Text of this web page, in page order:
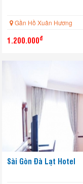
Gần Hồ Xuân Hương
1.200.000đ
Sài Gòn Đà Lạt Hotel